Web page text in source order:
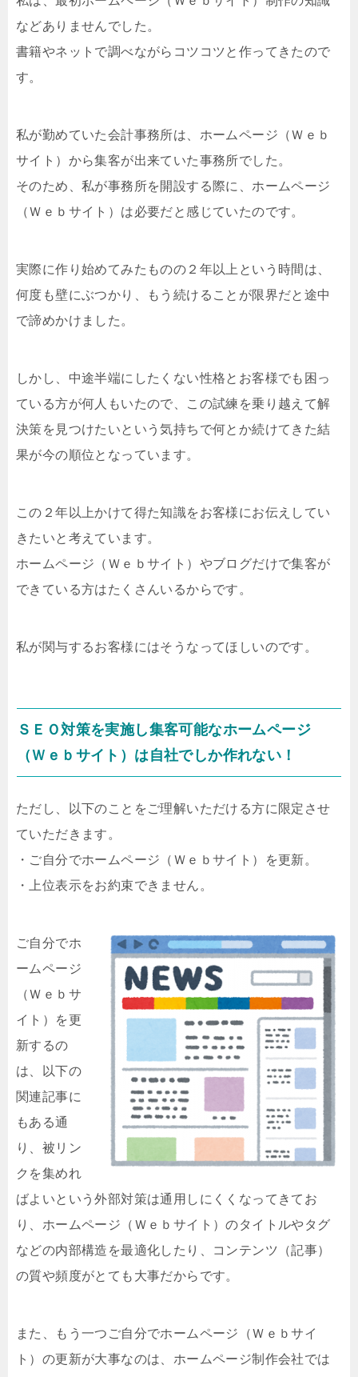
などありませんでした。
書籍やネットで調べながらコツコツと作ってきたので
す。
私が勤めていた会計事務所は、ホームページ（Ｗｅｂ
サイト）から集客が出来ていた事務所でした。
そのため、私が事務所を開設する際に、ホームページ
（Ｗｅｂサイト）は必要だと感じていたのです。
実際に作り始めてみたものの２年以上という時間は、
何度も壁にぶつかり、もう続けることが限界だと途中
で諦めかけました。
しかし、中途半端にしたくない性格とお客様でも困っ
ている方が何人もいたので、この試練を乗り越えて解
決策を見つけたいという気持ちで何とか続けてきた結
果が今の順位となっています。
この２年以上かけて得た知識をお客様にお伝えしてい
きたいと考えています。
ホームページ（Ｗｅｂサイト）やブログだけで集客が
できている方はたくさんいるからです。
私が関与するお客様にはそうなってほしいのです。
ＳＥＯ対策を実施し集客可能なホームページ
（Ｗｅｂサイト）は自社でしか作れない！
ただし、以下のことをご理解いただける方に限定させ
ていただきます。
・ご自分でホームページ（Ｗｅｂサイト）を更新。
・上位表示をお約束できません。
ご自分でホ
ームページ
（Ｗｅｂサ
イト）を更
新するの
は、以下の
関連記事に
もある通
り、被リン
クを集めれ
ばよいという外部対策は通用しにくくなってきてお
り、ホームページ（Ｗｅｂサイト）のタイトルやタグ
などの内部構造を最適化したり、コンテンツ（記事）
の質や頻度がとても大事だからです。
また、もう一つご自分でホームページ（Ｗｅｂサイ
ト）の更新が大事なのは、ホームページ制作会社では